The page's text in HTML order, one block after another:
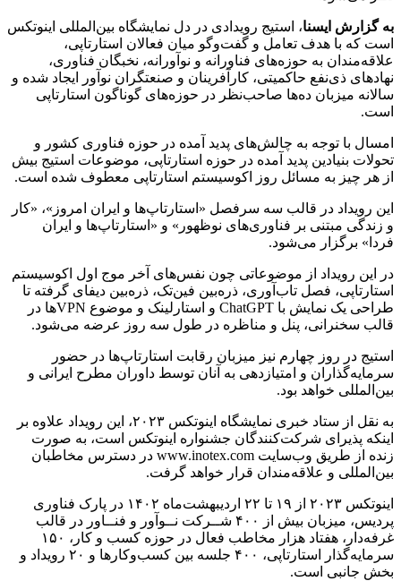
به گزارش ایسنا، استیج رویدادی در دل نمایشگاه بین‌المللی اینوتکس
است که با هدف تعامل و گفت‌وگو میان فعالان استارتاپی،
علاقه‌مندان به حوزه‌های فناورانه و نوآورانه، نخبگان فناوری،
نهادهای ذی‌نفع حاکمیتی، کارآفرینان و صنعتگران نوآور ایجاد شده و
سالانه میزبان ده‌ها صاحب‌نظر در حوزه‌های گوناگون استارتاپی‌
است.
امسال با توجه به چالش‌های پدید آمده در حوزه فناوری کشور و
تحولات بنیادین پدید آمده در حوزه استارتاپی، موضوعات استیج بیش
از هر چیز به مسائل روز اکوسیستم استارتاپی معطوف شده است.
این رویداد در قالب سه سرفصل «استارتاپ‌ها و ایران امروز»، «کار
و زندگی مبتنی بر فناوری‌های نوظهور» و «استارتاپ‌ها و ایران
فردا» برگزار می‌شود.
در این رویداد از موضوعاتی چون نفس‌های آخر موج اول اکوسیستم
استارتاپی، فصل تاب‌آوری، ذره‌بین فین‌تک، ذره‌بین دیفای گرفته تا
طراحی یک نمایش با ChatGPT و استارلینک و موضوع VPNها در
قالب سخنرانی، پنل و مناظره در طول سه روز عرضه می‌شود.
استیج در روز چهارم نیز میزبان رقابت استارتاپ‌ها در حضور
سرمایه‌گذاران و امتیازدهی به آنان توسط داوران مطرح ایرانی و
بین‌المللی خواهد بود.
به نقل از ستاد خبری نمایشگاه اینوتکس ۲۰۲۳، این رویداد علاوه بر
اینکه پذیرای شرکت‌کنندگان جشنواره اینوتکس است، به صورت
زنده از طریق وب‌سایت www.inotex.com در دسترس مخاطبان
بین‌المللی و علاقه‌مندان قرار خواهد گرفت.
اینوتکس ۲۰۲۳ از ۱۹ تا ۲۲ اردیبهشت‌ماه ۱۴۰۲ در پارک فناوری
پردیس، میزبان بیش از ۴۰۰ شــرکت نــوآور و فنــاور در قالب
غرفه‌دار، هفتاد هزار مخاطب فعال در حوزه کسب و کار، ۱۵۰
سرمایه‌گذار استارتاپی، ۴۰۰ جلسه بین کسب‌وکارها و ۲۰ رویداد و
بخش جانبی‌ است.